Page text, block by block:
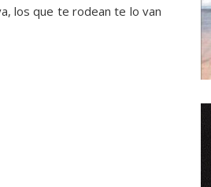
los que te rodean te lo van